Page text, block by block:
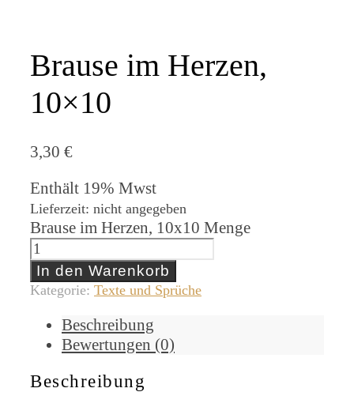
Brause im Herzen,
10×10
3,30 €
Enthält 19% Mwst
Lieferzeit: nicht angegeben
Brause im Herzen, 10x10 Menge
In den Warenkorb
Kategorie: Texte und Sprüche
Beschreibung
Bewertungen (0)
Beschreibung